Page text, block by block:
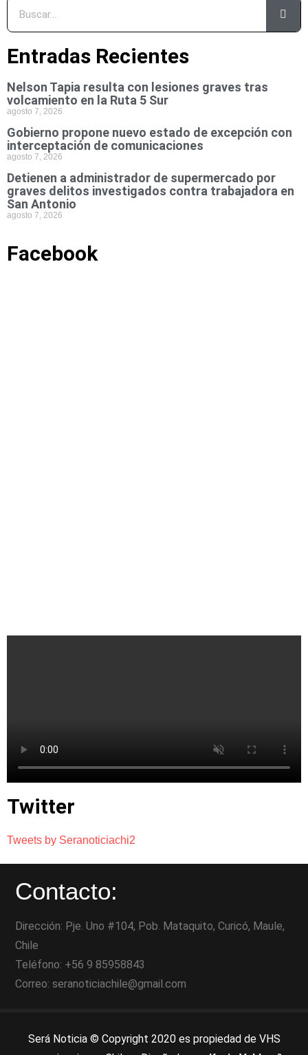
Entradas Recientes
Nelson Tapia resulta con lesiones graves tras
volcamiento en la Ruta 5 Sur
agosto 7, 2026
Gobierno propone nuevo estado de excepción con
interceptación de comunicaciones
agosto 7, 2026
Detienen a administrador de supermercado por
graves delitos investigados contra trabajadora en
San Antonio
agosto 7, 2026
Facebook
Twitter
Tweets by Seranoticiachi2
Contacto:
Dirección: Pje. Uno #104, Pob. Mataquito, Curicó, Maule,
Chile
Teléfono: +56 9 85958843
Correo: seranoticiachile@gmail.com
Será Noticia © Copyright 2020 es propiedad de VHS